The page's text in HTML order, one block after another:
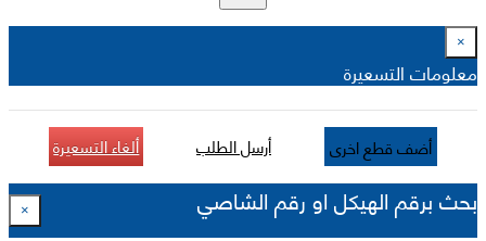
×
معلومات التسعيرة
أضف قطع اخرى أرسل الطلب ألغاء التسعيرة
بحث برقم الهيكل او رقم الشاصي ×